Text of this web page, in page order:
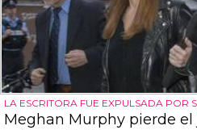
LA ESCRITORA FUE EXPULSADA POR
Meghan Murphy pierde